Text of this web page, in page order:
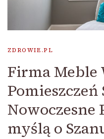
ZDROWIE.PL
Firma Meble
Pomieszczeń
Nowoczesne
myślą o